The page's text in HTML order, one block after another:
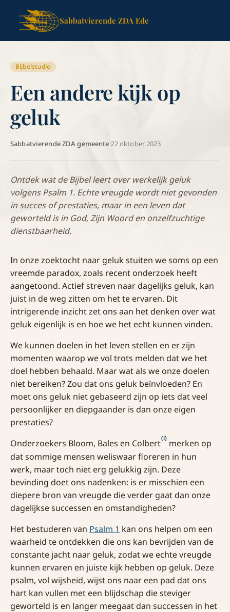
Sabbatvierende ZDA Ede
Bijbelstudie
Een andere kijk op
geluk
Sabbatvierende ZDA gemeente·22 oktober 2023
Ontdek wat de Bijbel leert over werkelijk geluk
volgens Psalm 1. Echte vreugde wordt niet gevonden
in succes of prestaties, maar in een leven dat
geworteld is in God, Zijn Woord en onzelfzuchtige
dienstbaarheid.
In onze zoektocht naar geluk stuiten we soms op een
vreemde paradox, zoals recent onderzoek heeft
aangetoond. Actief streven naar dagelijks geluk, kan
juist in de weg zitten om het te ervaren. Dit
intrigerende inzicht zet ons aan het denken over wat
geluk eigenlijk is en hoe we het echt kunnen vinden.
We kunnen doelen in het leven stellen en er zijn
momenten waarop we vol trots melden dat we het
doel hebben behaald. Maar wat als we onze doelen
niet bereiken? Zou dat ons geluk beïnvloeden? En
moet ons geluk niet gebaseerd zijn op iets dat veel
persoonlijker en diepgaander is dan onze eigen
prestaties?
Onderzoekers Bloom, Bales en Colbert(i) merken op
dat sommige mensen weliswaar floreren in hun
werk, maar toch niet erg gelukkig zijn. Deze
bevinding doet ons nadenken: is er misschien een
diepere bron van vreugde die verder gaat dan onze
dagelijkse successen en omstandigheden?
Het bestuderen van Psalm 1 kan ons helpen om een
waarheid te ontdekken die ons kan bevrijden van de
constante jacht naar geluk, zodat we echte vreugde
kunnen ervaren en juiste kijk hebben op geluk. Deze
psalm, vol wijsheid, wijst ons naar een pad dat ons
hart kan vullen met een blijdschap die steviger
geworteld is en langer meegaat dan successen in het